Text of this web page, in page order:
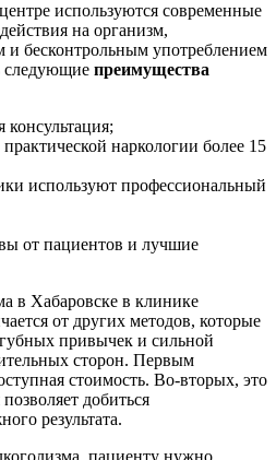
используются современные
на организм,
бесконтрольным употреблением
следующие преимущества
консультация;
наркологии более 15
используют профессиональный
от пациентов и лучшие
в Хабаровске в клинике
от других методов, которые
привычек и сильной
сторон. Первым
стоимость. Во-вторых, это
добиться
результата.